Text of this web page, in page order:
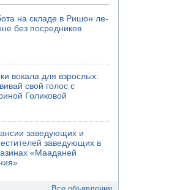
на складе в Ришон ле-
без посредников
вокала для взрослых:
свой голос с
Голиковой
заведующих и
заведующих в
«Мааданей